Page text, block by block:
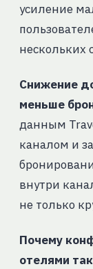
усиление
нескольких
Снижение
меньше
данным
каналом и
внутри
не только
Почему
отелями